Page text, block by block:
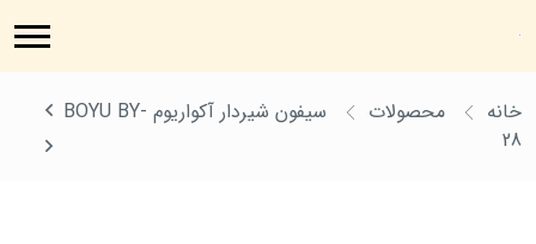
خانه محصولات
سیفون شیردار آکواریوم BOYU BY-
28